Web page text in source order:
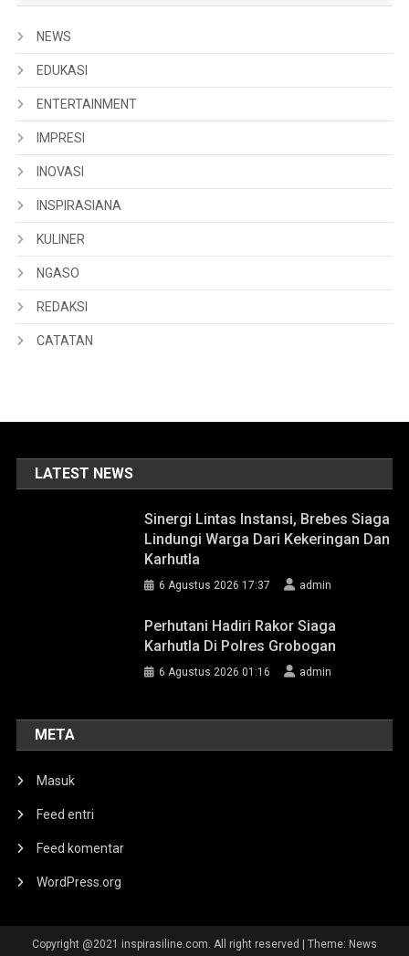
NEWS
EDUKASI
ENTERTAINMENT
IMPRESI
INOVASI
INSPIRASIANA
KULINER
NGASO
REDAKSI
CATATAN
LATEST NEWS
Sinergi Lintas Instansi, Brebes Siaga
Lindungi Warga Dari Kekeringan Dan
Karhutla
6 Agustus 2026 17:37 admin
Perhutani Hadiri Rakor Siaga
Karhutla Di Polres Grobogan
6 Agustus 2026 01:16 admin
META
Masuk
Feed entri
Feed komentar
WordPress.org
Copyright @2021 inspirasiline.com. All right reserved Theme: News